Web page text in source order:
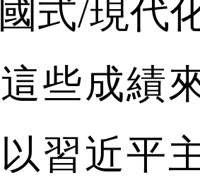
式/現代
些成績
習近平